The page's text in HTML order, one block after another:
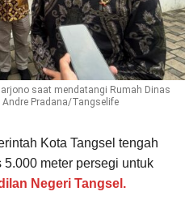
saat mendatangi Rumah Dinas
Pradana/Tangselife
Kota Tangsel tengah
meter persegi untuk
Negeri Tangsel.